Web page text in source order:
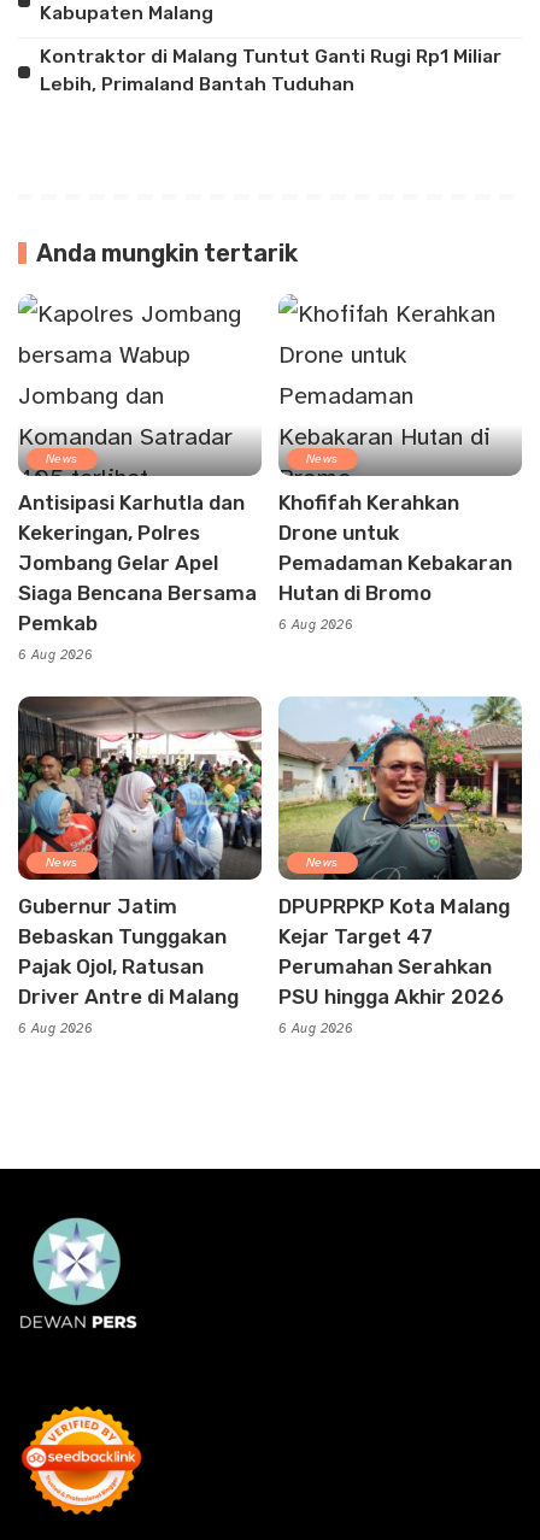
Kabupaten Malang
Kontraktor di Malang Tuntut Ganti Rugi Rp1 Miliar
Lebih, Primaland Bantah Tuduhan
Anda mungkin tertarik
News
Antisipasi Karhutla dan
Kekeringan, Polres
Jombang Gelar Apel
Siaga Bencana Bersama
Pemkab
6 Aug 2026
News
Khofifah Kerahkan
Drone untuk
Pemadaman Kebakaran
Hutan di Bromo
6 Aug 2026
News
Gubernur Jatim
Bebaskan Tunggakan
Pajak Ojol, Ratusan
Driver Antre di Malang
6 Aug 2026
News
DPUPRPKP Kota Malang
Kejar Target 47
Perumahan Serahkan
PSU hingga Akhir 2026
6 Aug 2026